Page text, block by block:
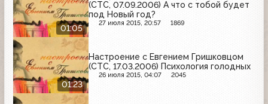
01:05
(СТС, 07.09.2006) А что с тобой будет
под Новый год?
27 июля 2015, 20:57 1869
01:23
Настроение с Евгением Гришковцом
(СТС, 17.03.2006) Психология голодных
26 июля 2015, 04:07 2045